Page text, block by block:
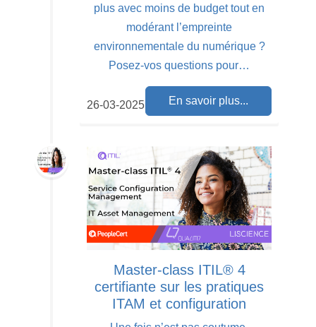
plus avec moins de budget tout en
modérant l’empreinte
environnementale du numérique ?
Posez-vos questions pour…
En savoir plus...
26-03-2025
Master-class ITIL® 4
certifiante sur les pratiques
ITAM et configuration